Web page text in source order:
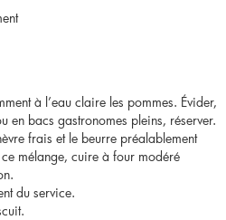
poire
à l’eau claire les pommes. Évider,
en bacs gastronomes pleins, réserver.
frais et le beurre préalablement
mélange, cuire à four modéré
du service.